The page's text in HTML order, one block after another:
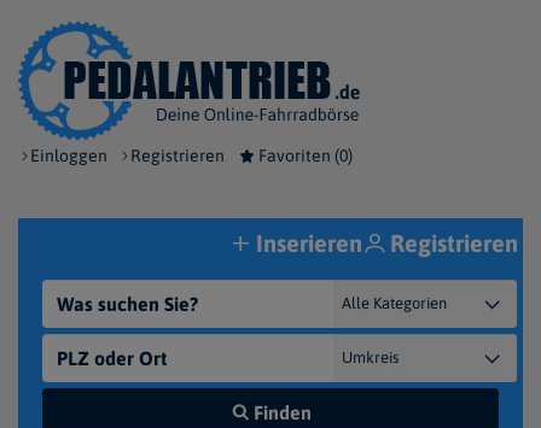
Einloggen Registrieren Favoriten (0)
Finden
Inserieren Registrieren